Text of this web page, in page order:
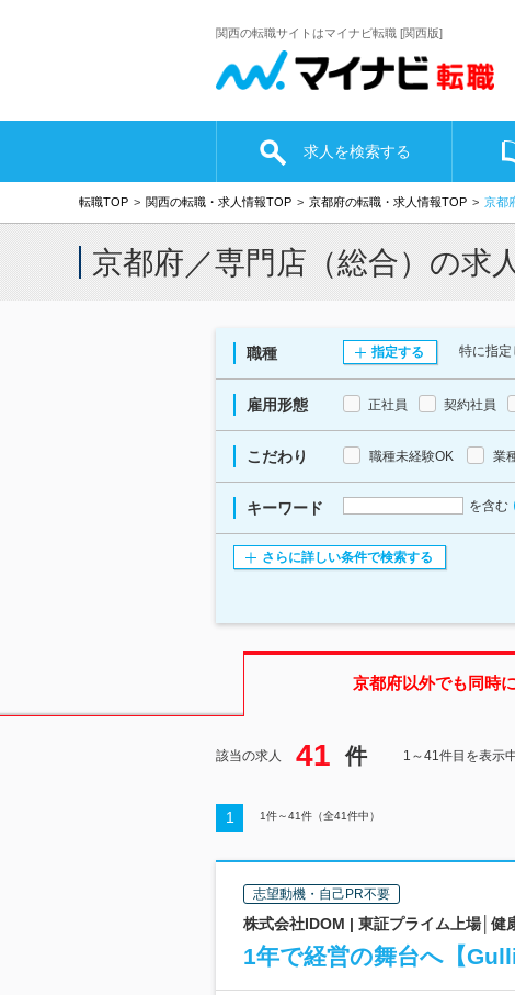
関西の転職サイトはマイナビ転職 [関西版]
求人を検索する
転職TOP 関西の転職・求人情報TOP 京都府の転職・求人情報TOP 京都
京都府／専門店（総合）の求
職種 指定する 特に指定
雇用形態 正社員 契約社員
こだわり 職種未経験OK 業
キーワード を含む
さらに詳しい条件で検索する
京都府以外でも同時
該当の求人 41 件 1～41件目を表示
1 1件～41件（全41件中）
志望動機・自己PR不要
株式会社IDOM | 東証プライム上場│健
1年で経営の舞台へ【